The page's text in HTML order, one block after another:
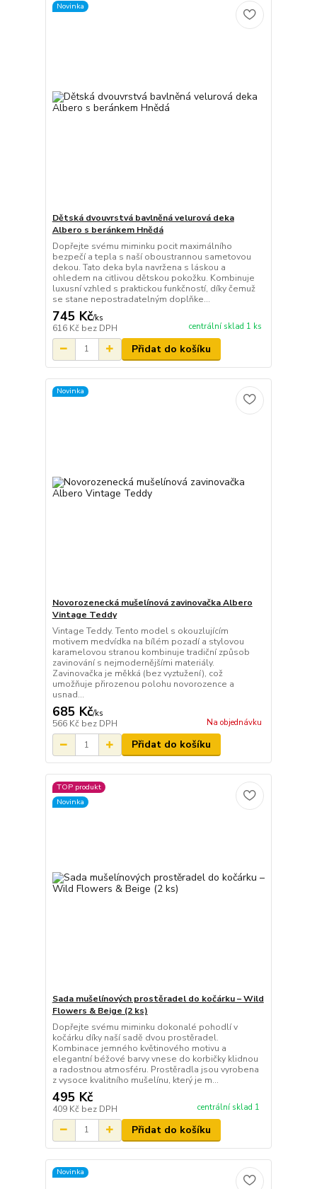
Novinka
Dětská dvouvrstvá bavlněná velurová deka
Albero s beránkem Hnědá
Dopřejte svému miminku pocit maximálního
bezpečí a tepla s naší oboustrannou sametovou
dekou. Tato deka byla navržena s láskou a
ohledem na citlivou dětskou pokožku. Kombinuje
luxusní vzhled s praktickou funkčností, díky čemuž
se stane nepostradatelným doplňke...
745 Kč/ks
616 Kč bez DPH centrální sklad 1 ks
Přidat do košíku
Novinka
Novorozenecká mušelínová zavinovačka Albero
Vintage Teddy
Vintage Teddy. Tento model s okouzlujícím
motivem medvídka na bílém pozadí a stylovou
karamelovou stranou kombinuje tradiční způsob
zavinování s nejmodernějšími materiály.
Zavinovačka je měkká (bez vyztužení), což
umožňuje přirozenou polohu novorozence a
usnad...
685 Kč/ks
566 Kč bez DPH Na objednávku
Přidat do košíku
TOP produkt
Novinka
Sada mušelínových prostěradel do kočárku – Wild
Flowers & Beige (2 ks)
Dopřejte svému miminku dokonalé pohodlí v
kočárku díky naší sadě dvou prostěradel.
Kombinace jemného květinového motivu a
elegantní béžové barvy vnese do korbičky klidnou
a radostnou atmosféru. Prostěradla jsou vyrobena
z vysoce kvalitního mušelínu, který je m...
495 Kč
409 Kč bez DPH centrální sklad 1
Přidat do košíku
Novinka